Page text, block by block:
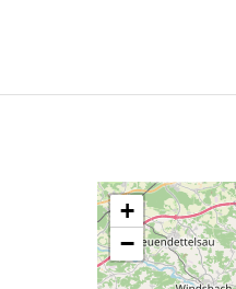
+
−